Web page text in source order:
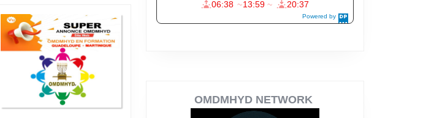
OMDMHYD NETWORK